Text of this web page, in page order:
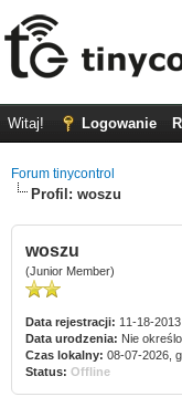
Witaj! Logowanie
Forum tinycontrol
Profil: woszu
woszu
(Junior Member)
Data rejestracji: 11-18-2013
Data urodzenia: Nie
Czas lokalny: 08-07-2026,
Status: Offline